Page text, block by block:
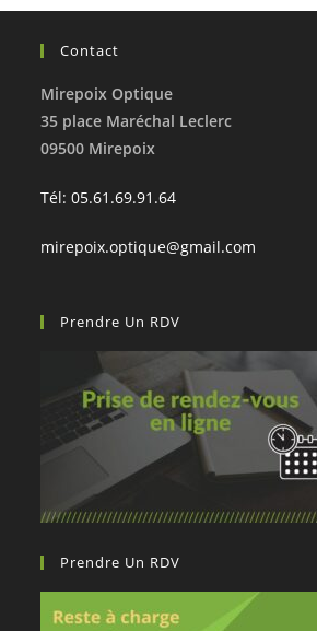
Contact
Mirepoix Optique
35 place Maréchal Leclerc
09500 Mirepoix
Tél: 05.61.69.91.64
mirepoix.optique@gmail.com
Prendre Un RDV
Prendre Un RDV